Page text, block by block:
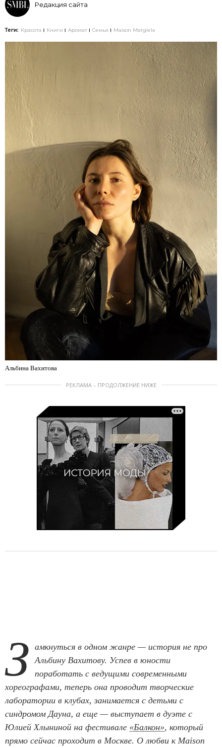
Редакция сайта
Теги: Красота Книги Аромат Семья Maison Margiela
Альбина Вахитова
РЕКЛАМА – ПРОДОЛЖЕНИЕ НИЖЕ
З амкнуться в одном жанре — история не про
Альбину Вахитову. Успев в юности
поработать с ведущими современными
хореографами, теперь она проводит творческие
лаборатории в клубах, занимается с детьми с
синдромом Дауна, а еще — выступает в дуэте с
Юлией Хлыниной на фестивале «Балкон», который
прямо сейчас проходит в Москве. О любви к Maison